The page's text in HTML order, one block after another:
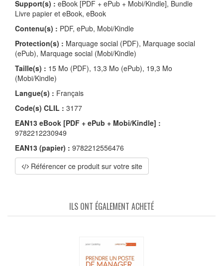
Support(s) : eBook [PDF + ePub + Mobi/Kindle], Bundle
Livre papier et eBook, eBook
Contenu(s) : PDF, ePub, Mobi/Kindle
Protection(s) : Marquage social (PDF), Marquage social
(ePub), Marquage social (Mobi/Kindle)
Taille(s) : 15 Mo (PDF), 13,3 Mo (ePub), 19,3 Mo
(Mobi/Kindle)
Langue(s) : Français
Code(s) CLIL : 3177
EAN13 eBook [PDF + ePub + Mobi/Kindle] :
9782212230949
EAN13 (papier) : 9782212556476
Référencer ce produit sur votre site
ILS ONT ÉGALEMENT ACHETÉ